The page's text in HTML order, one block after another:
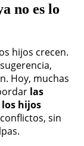
no es lo
hijos crecen.
Hoy, muchas
las
hijos
sin